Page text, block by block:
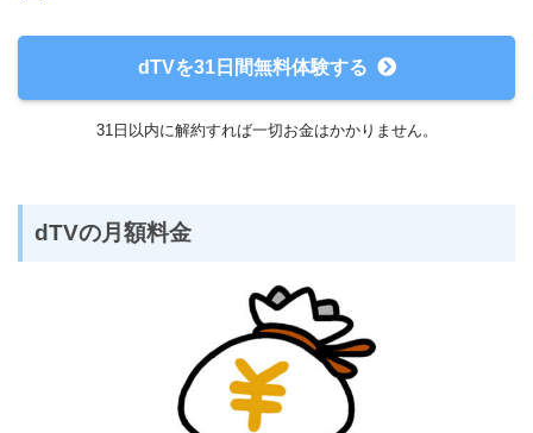
dTVを31日間無料体験する
31日以内に解約すれば一切お金はかかりません。
dTVの月額料金